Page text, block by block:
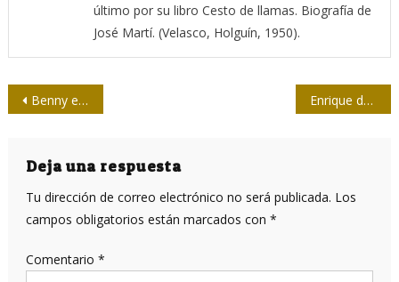
último por su libro Cesto de llamas. Biografía de
José Martí. (Velasco, Holguín, 1950).
Navegación
entradas
Benny en Papel y Tinta Enrique de la Osa a sus 110 años
Deja una respuesta
Tu dirección de correo electrónico no será publicada. Los
campos obligatorios están marcados con *
Comentario *